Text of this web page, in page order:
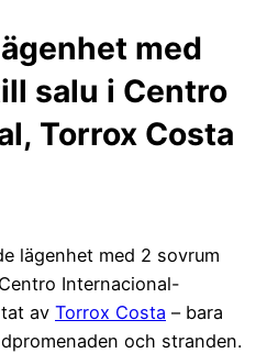
med
salu i Centro
Torrox Costa
lägenhet med 2 sovrum
Internacional-
av Torrox Costa – bara
och stranden.